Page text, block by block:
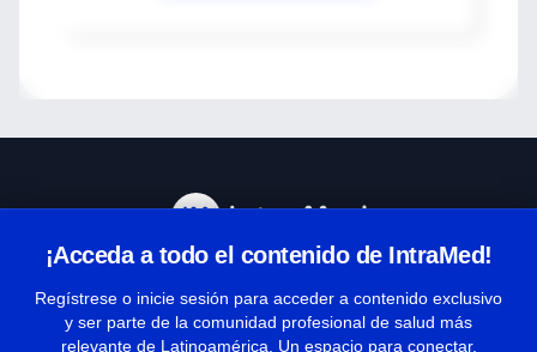
¡Acceda a todo el contenido de IntraMed!
Regístrese o inicie sesión para acceder a contenido exclusivo
y ser parte de la comunidad profesional de salud más
relevante de Latinoamérica. Un espacio para conectar,